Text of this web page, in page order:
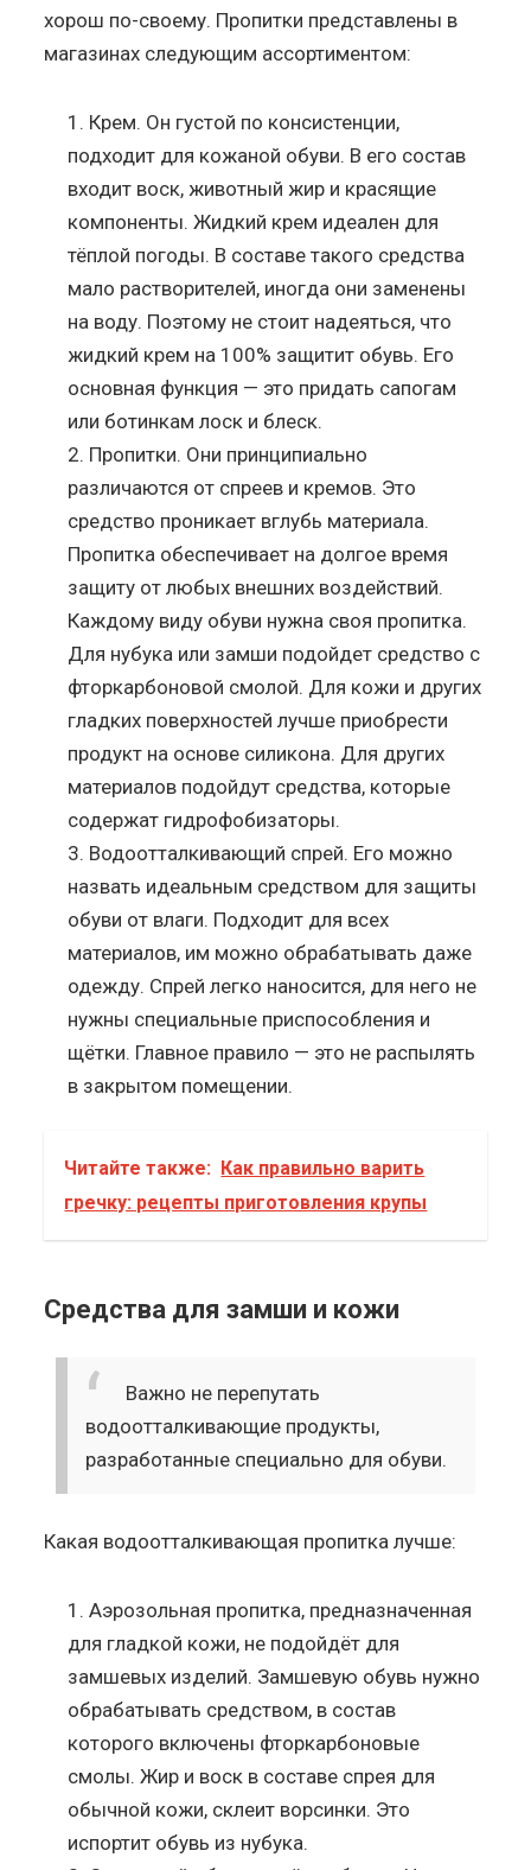
хорош по-своему. Пропитки представлены в
магазинах следующим ассортиментом:
Крем. Он густой по консистенции,
подходит для кожаной обуви. В его состав
входит воск, животный жир и красящие
компоненты. Жидкий крем идеален для
тёплой погоды. В составе такого средства
мало растворителей, иногда они заменены
на воду. Поэтому не стоит надеяться, что
жидкий крем на 100% защитит обувь. Его
основная функция — это придать сапогам
или ботинкам лоск и блеск.
Пропитки. Они принципиально
различаются от спреев и кремов. Это
средство проникает вглубь материала.
Пропитка обеспечивает на долгое время
защиту от любых внешних воздействий.
Каждому виду обуви нужна своя пропитка.
Для нубука или замши подойдет средство с
фторкарбоновой смолой. Для кожи и других
гладких поверхностей лучше приобрести
продукт на основе силикона. Для других
материалов подойдут средства, которые
содержат гидрофобизаторы.
Водоотталкивающий спрей. Его можно
назвать идеальным средством для защиты
обуви от влаги. Подходит для всех
материалов, им можно обрабатывать даже
одежду. Спрей легко наносится, для него не
нужны специальные приспособления и
щётки. Главное правило — это не распылять
в закрытом помещении.
Читайте также: Как правильно варить
гречку: рецепты приготовления крупы
Средства для замши и кожи
Важно не перепутать
водоотталкивающие продукты,
разработанные специально для обуви.
Какая водоотталкивающая пропитка лучше:
Аэрозольная пропитка, предназначенная
для гладкой кожи, не подойдёт для
замшевых изделий. Замшевую обувь нужно
обрабатывать средством, в состав
которого включены фторкарбоновые
смолы. Жир и воск в составе спрея для
обычной кожи, склеит ворсинки. Это
испортит обувь из нубука.